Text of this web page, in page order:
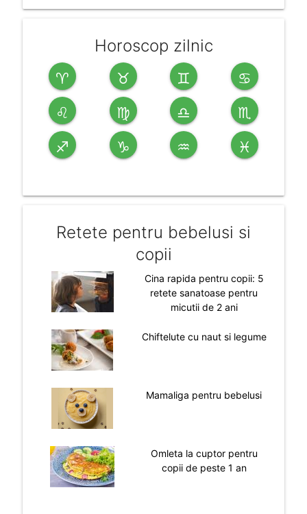
Horoscop zilnic
♈ ♉ ♊ ♋
♌ ♍ ♎ ♏
♐ ♑ ♒ ♓
Retete pentru bebelusi si
copii
Cina rapida pentru copii: 5
retete sanatoase pentru
micutii de 2 ani
Chiftelute cu naut si legume
Mamaliga pentru bebelusi
Omleta la cuptor pentru
copii de peste 1 an